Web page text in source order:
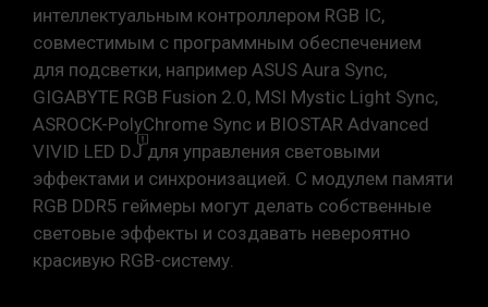
интеллектуальным контроллером RGB IC,
совместимым с программным обеспечением
для подсветки, например ASUS Aura Sync,
GIGABYTE RGB Fusion 2.0, MSI Mystic Light Sync,
ASROCK-PolyChrome Sync и BIOSTAR Advanced
VIVID LED DJдля управления световыми
эффектами и синхронизацией. С модулем памяти
RGB DDR5 геймеры могут делать собственные
световые эффекты и создавать невероятно
красивую RGB-систему.